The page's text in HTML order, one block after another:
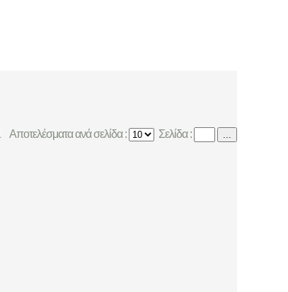
Αποτελέσματα ανά σελίδα : Σελίδα : ...